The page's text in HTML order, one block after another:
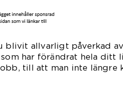
blivit allvarligt påverkad
som har förändrat hela ditt
till att man inte längre